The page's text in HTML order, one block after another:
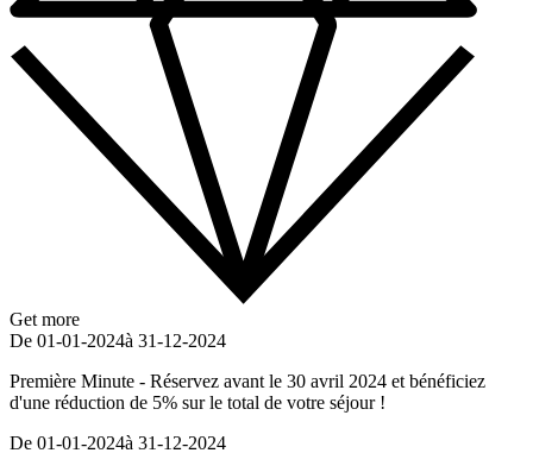
Get more
De 01-01-2024à 31-12-2024
Première Minute - Réservez avant le 30 avril 2024 et bénéficiez
d'une réduction de 5% sur le total de votre séjour !
De 01-01-2024à 31-12-2024